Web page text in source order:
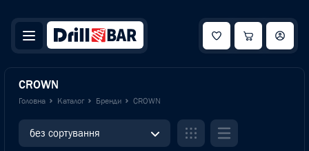
CROWN
Головна Каталог Бренди CROWN
без сортування